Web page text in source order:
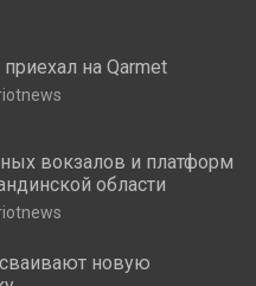
на Qarmet
вокзалов и платформ
области
новую